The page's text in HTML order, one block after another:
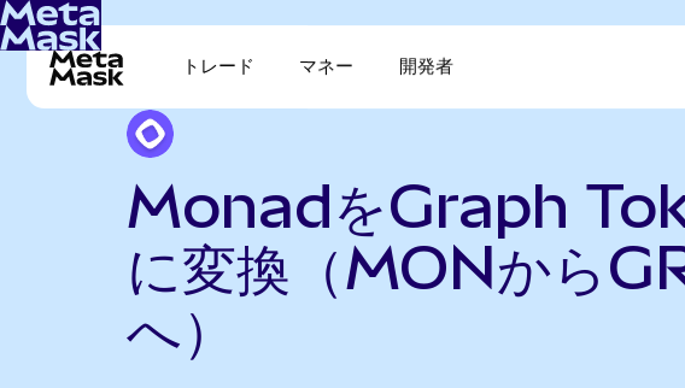
トレード マネー 開発者
MonadをGraph
に変換（MONから
へ）